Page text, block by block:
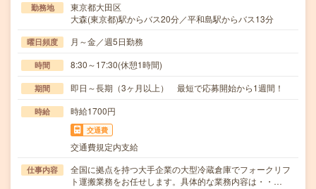
勤務地
東京都大田区
大森(東京都)駅からバス20分／平和島駅からバス13分
曜日頻度 月～金／週5日勤務
時間 8:30～17:30(休憩1時間)
期間 即日～長期（3ヶ月以上） 最短で応募開始から1週間！
時給 時給1700円
交通費
交通費規定内支給
仕事内容
全国に拠点を持つ大手企業の大型冷蔵倉庫でフォークリフ
ト運搬業務をお任せします。具体的な業務内容は・・…